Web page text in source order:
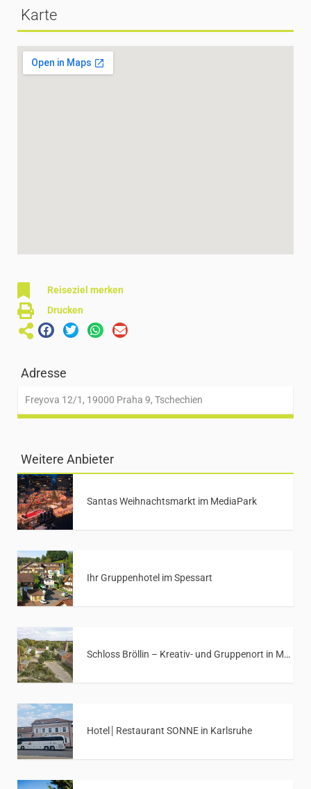
Karte
Reiseziel merken
Drucken
Adresse
Freyova 12/1, 19000 Praha 9, Tschechien
Weitere Anbieter
Santas Weihnachtsmarkt im MediaPark
Ihr Gruppenhotel im Spessart
Schloss Bröllin – Kreativ- und Gruppenort in Mecklenburg-Vorpommern
Hotel│Restaurant SONNE in Karlsruhe